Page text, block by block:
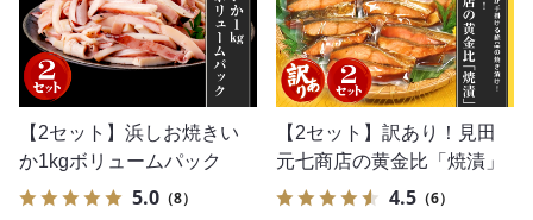
【2セット】浜しお焼きい
か1kgボリュームパック
5.0 （8）
【2セット】訳あり！見田
元七商店の黄金比「焼漬」
4.5 （6）